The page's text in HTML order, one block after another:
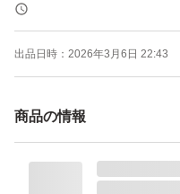
出品日時： 2026年3月6日 22:43
商品の情報